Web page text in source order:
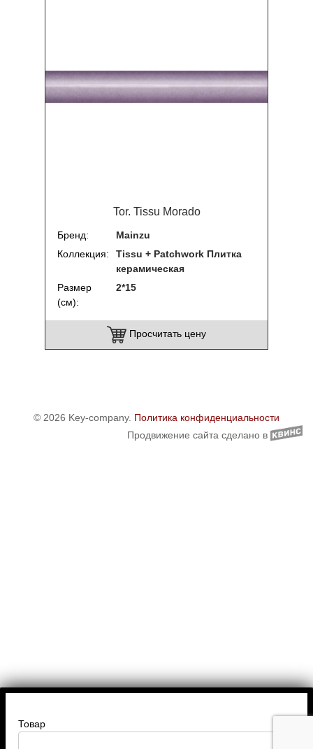
Tor. Tissu Morado
Бренд
Mainzu
Коллекция
Tissu + Patchwork Плитка
керамическая
Размер
(см)
2*15
Просчитать цену
© 2026 Key-company. Политика конфиденциальности
Продвижение сайта сделано в
Товар